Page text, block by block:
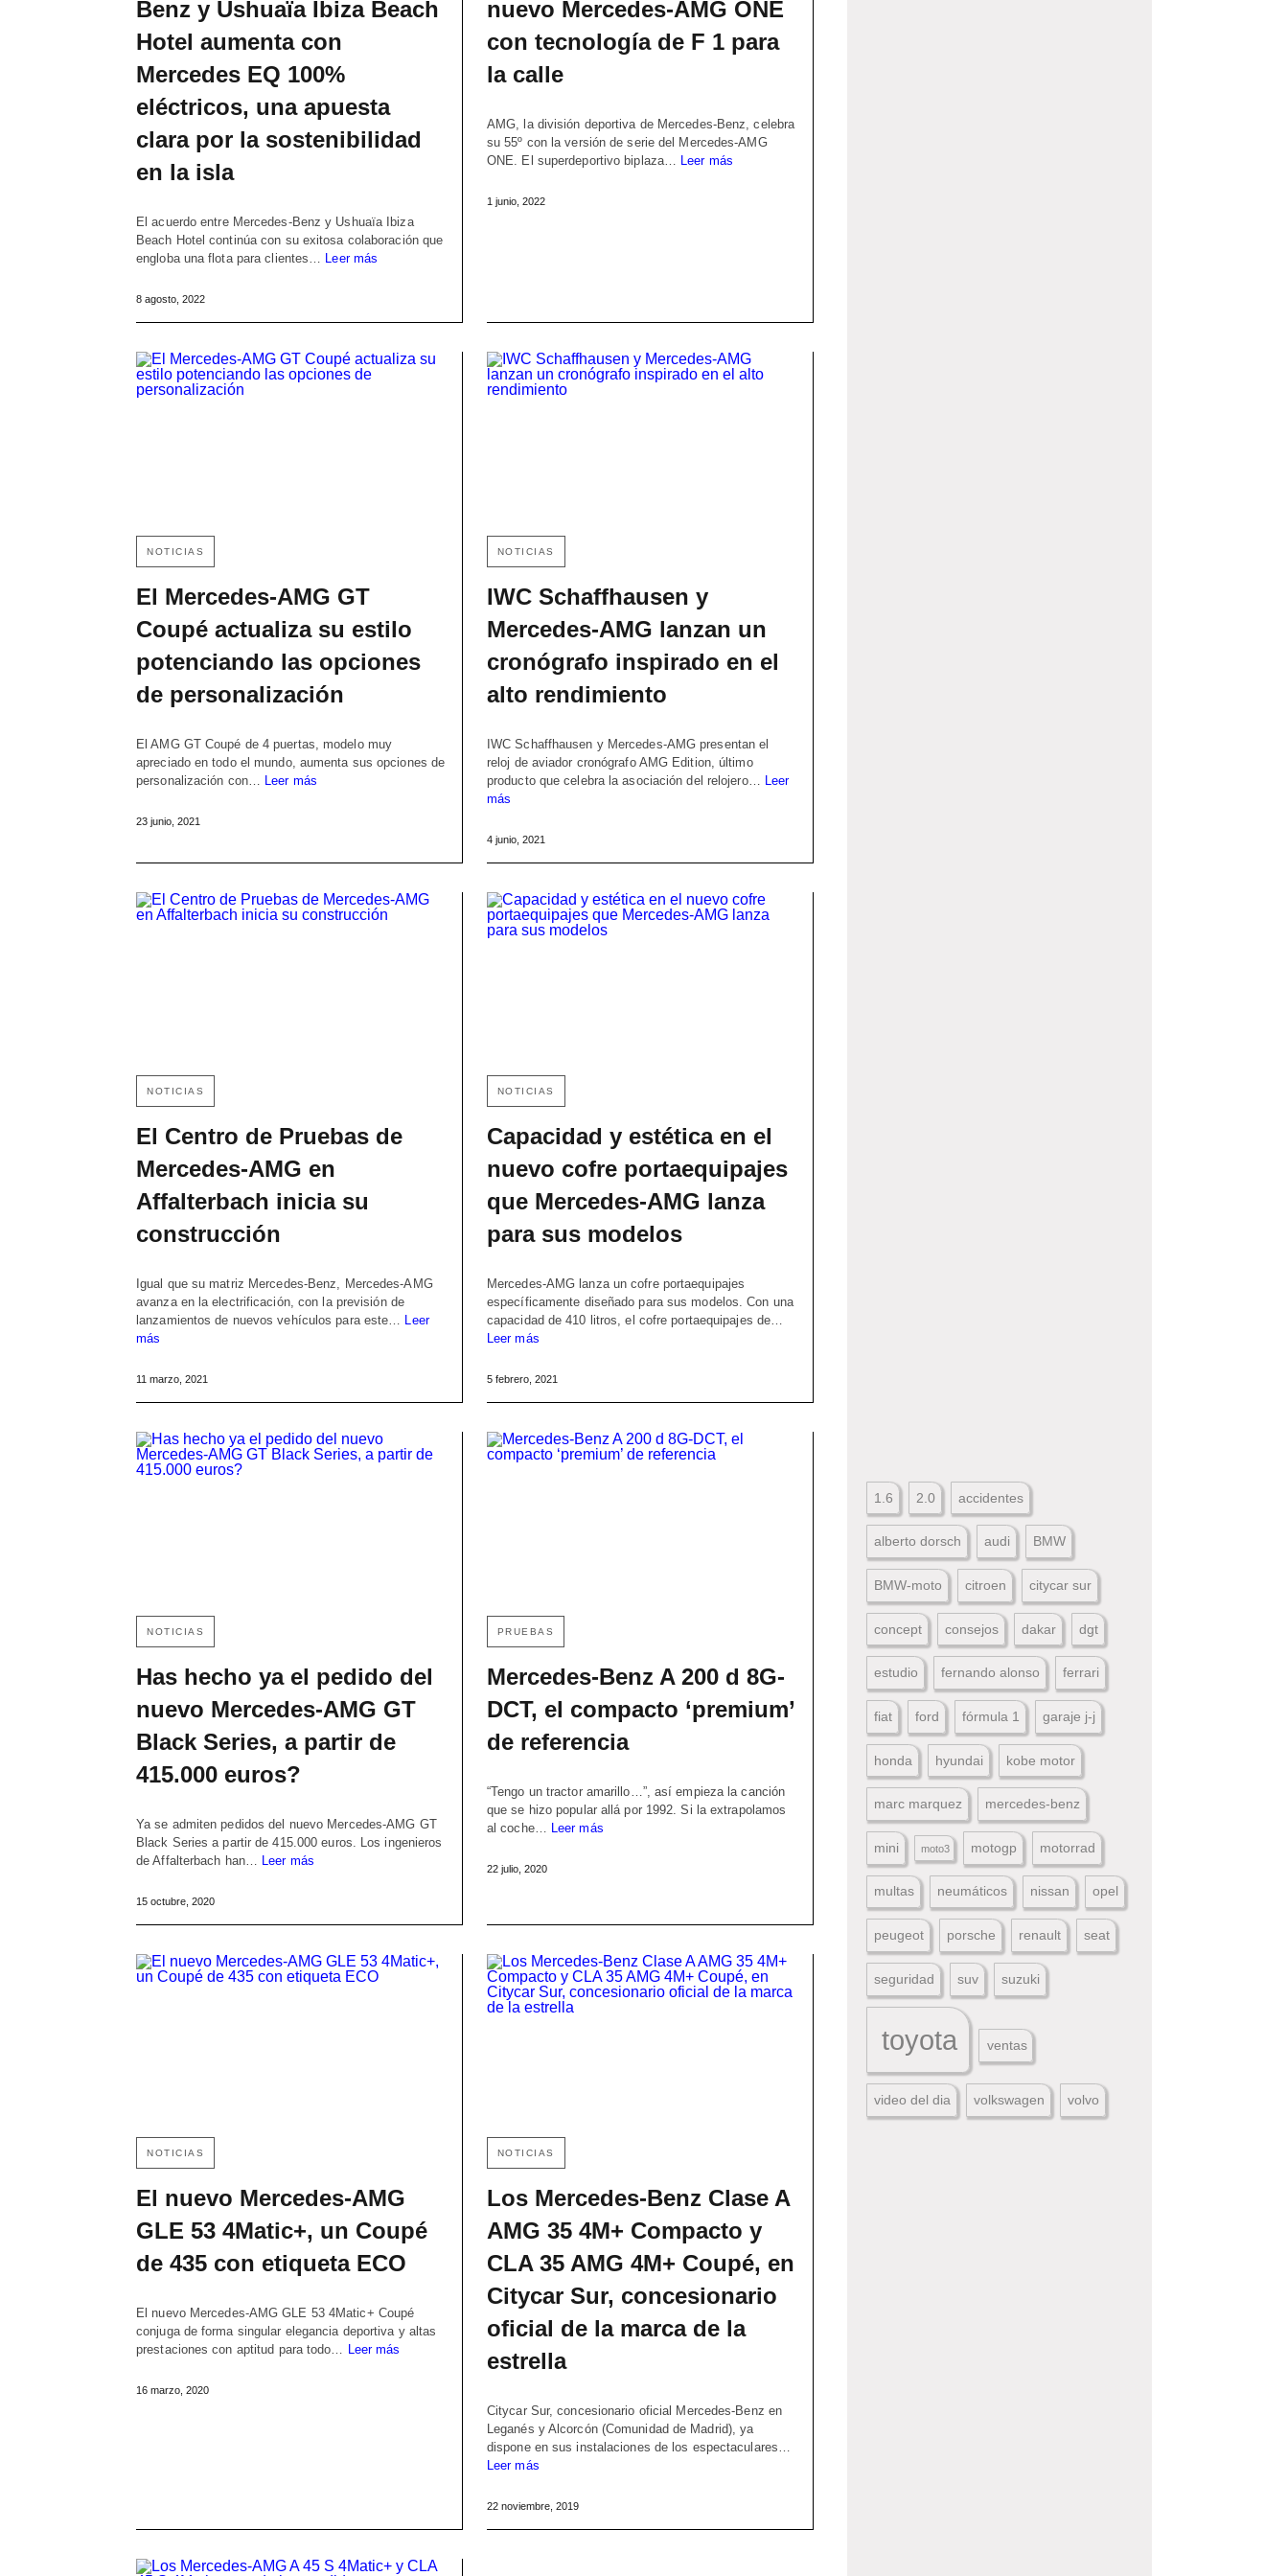
Benz y Ushuaïa Ibiza Beach
Hotel aumenta con
Mercedes EQ 100%
eléctricos, una apuesta
clara por la sostenibilidad
en la isla
El acuerdo entre Mercedes-Benz y Ushuaïa Ibiza
Beach Hotel continúa con su exitosa colaboración que
engloba una flota para clientes… Leer más
8 agosto, 2022
nuevo Mercedes-AMG ONE
con tecnología de F 1 para
la calle
AMG, la división deportiva de Mercedes-Benz, celebra
su 55º con la versión de serie del Mercedes-AMG
ONE. El superdeportivo biplaza… Leer más
1 junio, 2022
NOTICIAS
El Mercedes-AMG GT
Coupé actualiza su estilo
potenciando las opciones
de personalización
El AMG GT Coupé de 4 puertas, modelo muy
apreciado en todo el mundo, aumenta sus opciones de
personalización con…
Leer más
23 junio, 2021
NOTICIAS
IWC Schaffhausen y
Mercedes-AMG lanzan un
cronógrafo inspirado en el
alto rendimiento
IWC Schaffhausen y Mercedes-AMG presentan el
reloj de aviador cronógrafo AMG Edition, último
producto que celebra la asociación del relojero…
Leer
más
4 junio, 2021
NOTICIAS
El Centro de Pruebas de
Mercedes-AMG en
Affalterbach inicia su
construcción
Igual que su matriz Mercedes-Benz, Mercedes-AMG
avanza en la electrificación, con la previsión de
lanzamientos de nuevos vehículos para este… Leer
más
11 marzo, 2021
NOTICIAS
Capacidad y estética en el
nuevo cofre portaequipajes
que Mercedes-AMG lanza
para sus modelos
Mercedes-AMG lanza un cofre portaequipajes
específicamente diseñado para sus modelos. Con una
capacidad de 410 litros, el cofre portaequipajes de…
Leer más
5 febrero, 2021
NOTICIAS
Has hecho ya el pedido del
nuevo Mercedes-AMG GT
Black Series, a partir de
415.000 euros?
Ya se admiten pedidos del nuevo Mercedes-AMG GT
Black Series a partir de 415.000 euros. Los ingenieros
de Affalterbach han…
Leer más
15 octubre, 2020
PRUEBAS
Mercedes-Benz A 200 d 8G-
DCT, el compacto ‘premium’
de referencia
“Tengo un tractor amarillo…”, así empieza la canción
que se hizo popular allá por 1992. Si la extrapolamos
al coche…
Leer más
22 julio, 2020
NOTICIAS
El nuevo Mercedes-AMG
GLE 53 4Matic+, un Coupé
de 435 con etiqueta ECO
El nuevo Mercedes-AMG GLE 53 4Matic+ Coupé
conjuga de forma singular elegancia deportiva y altas
prestaciones con aptitud para todo… Leer más
16 marzo, 2020
NOTICIAS
Los Mercedes-Benz Clase A
AMG 35 4M+ Compacto y
CLA 35 AMG 4M+ Coupé, en
Citycar Sur, concesionario
oficial de la marca de la
estrella
Citycar Sur, concesionario oficial Mercedes-Benz en
Leganés y Alcorcón (Comunidad de Madrid), ya
dispone en sus instalaciones de los espectaculares…
Leer más
22 noviembre, 2019
1.6 2.0 accidentes
alberto dorsch audi BMW
BMW-moto citroen citycar sur
concept consejos dakar dgt
estudio fernando alonso ferrari
fiat ford fórmula 1 garaje j-j
honda hyundai kobe motor
marc marquez mercedes-benz
mini moto3 motogp motorrad
multas neumáticos nissan opel
peugeot porsche renault seat
seguridad suv suzuki
toyota ventas
video del dia volkswagen volvo